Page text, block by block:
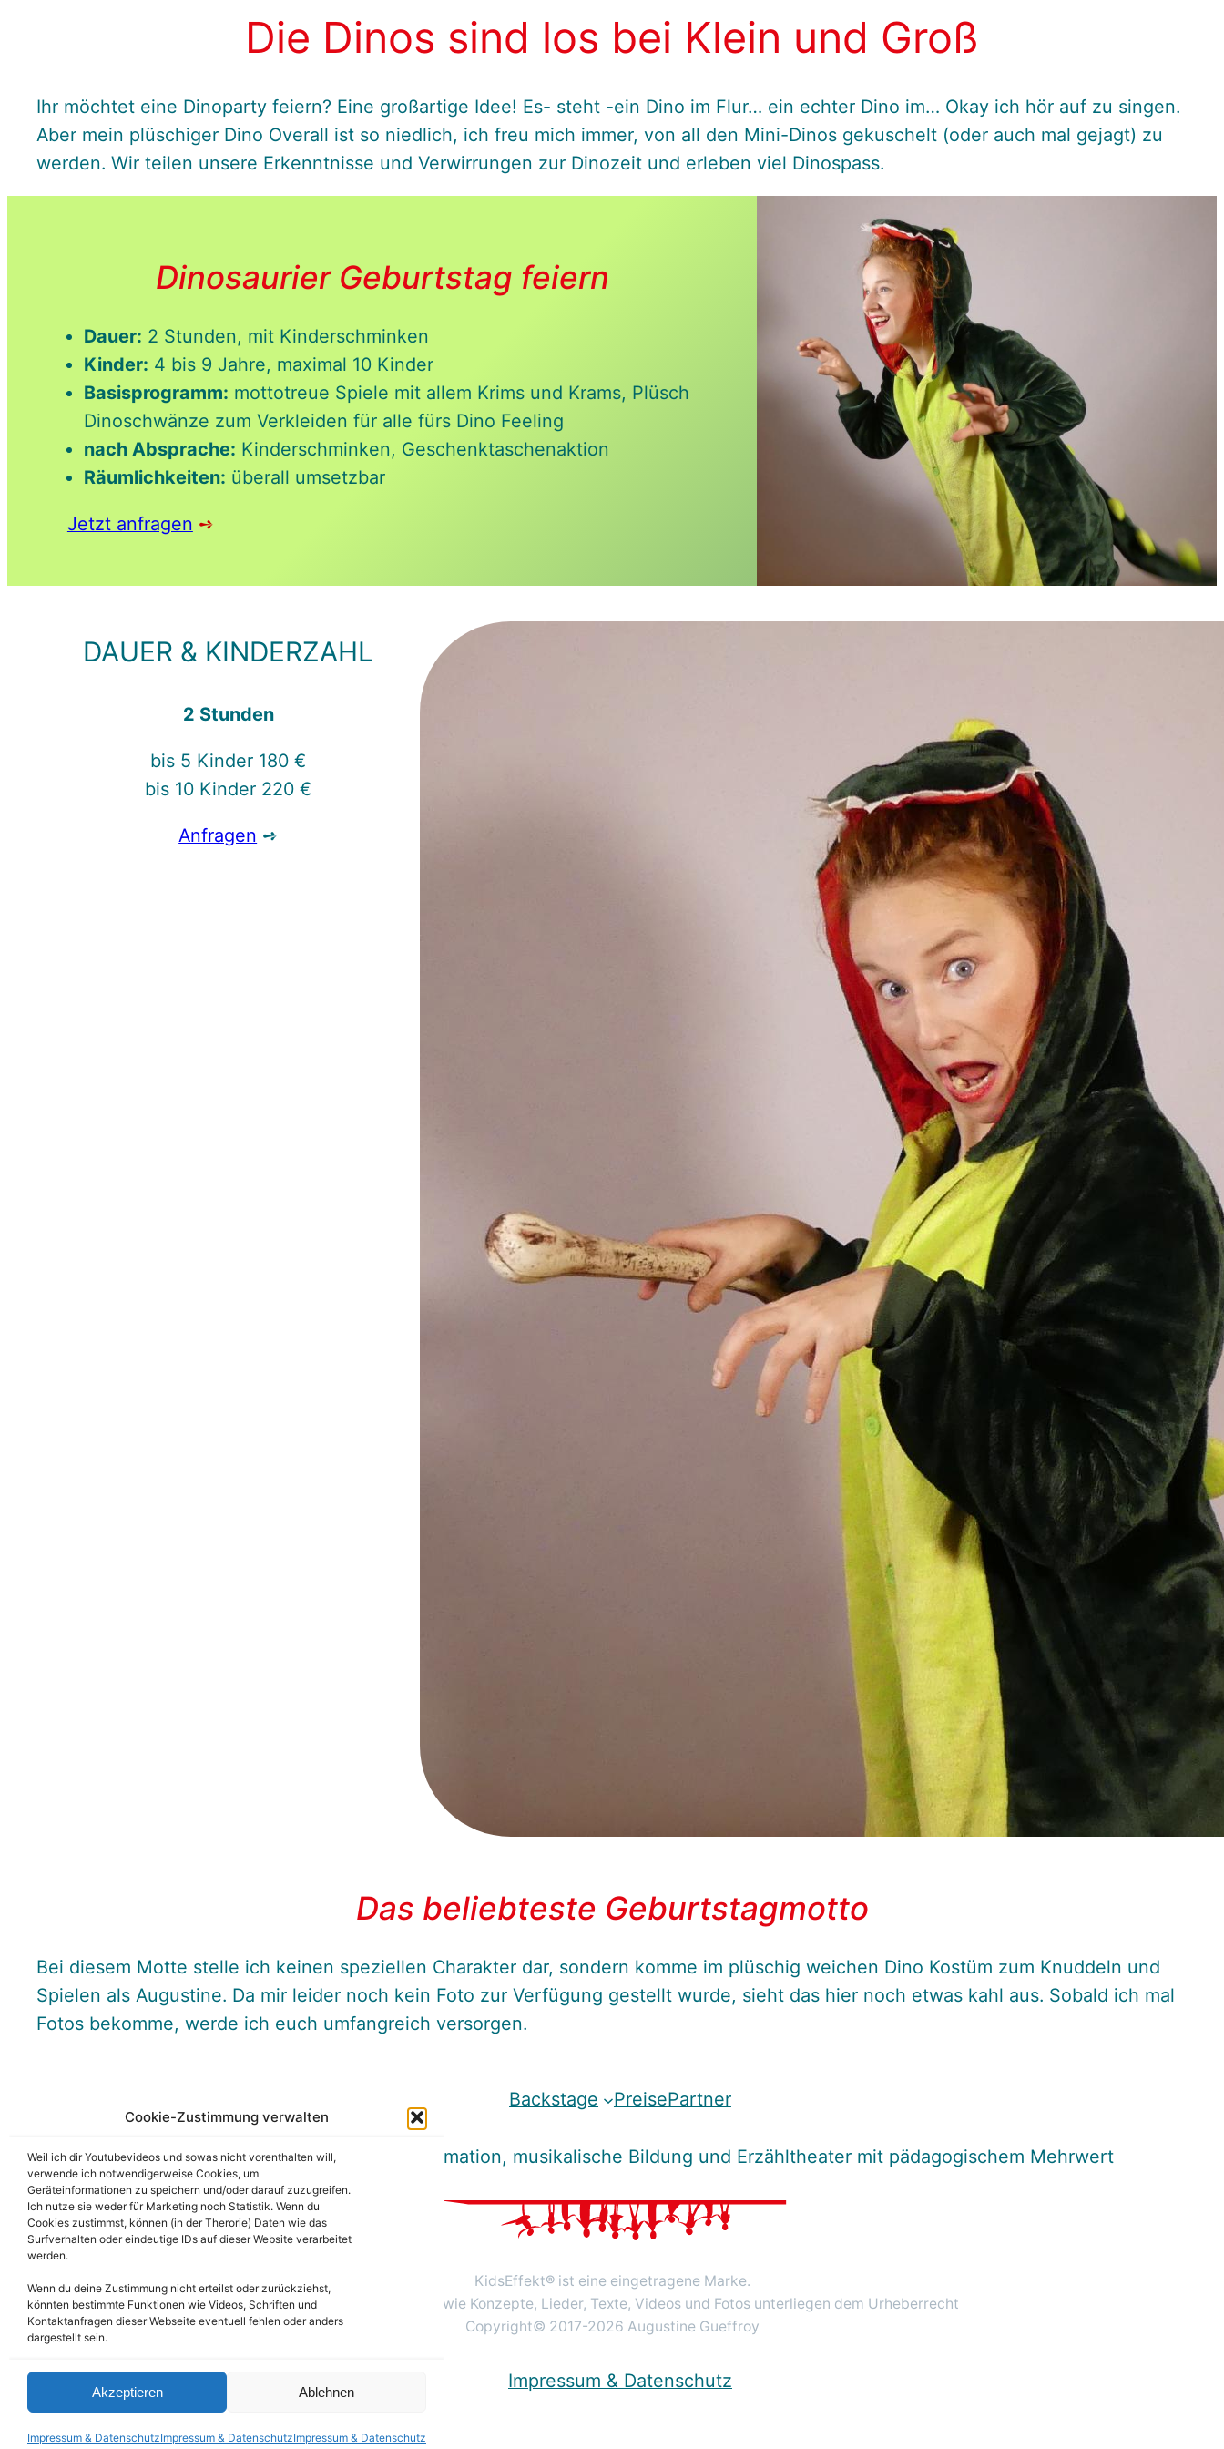
Cookie-Zustimmung verwalten
Weil ich dir Youtubevideos und sowas nicht vorenthalten will,
verwende ich notwendigerweise Cookies, um
Geräteinformationen zu speichern und/oder darauf zuzugreifen.
Ich nutze sie weder für Marketing noch Statistik. Wenn du
Cookies zustimmst, können (in der Therorie) Daten wie das
Surfverhalten oder eindeutige IDs auf dieser Website verarbeitet
werden.
Wenn du deine Zustimmung nicht erteilst oder zurückziehst,
könnten bestimmte Funktionen wie Videos, Schriften und
Kontaktanfragen dieser Webseite eventuell fehlen oder anders
dargestellt sein.
Akzeptieren Ablehnen
Impressum & DatenschutzImpressum & DatenschutzImpressum & Datenschutz
Die Dinos sind los bei Klein und Groß
Ihr möchtet eine Dinoparty feiern? Eine großartige Idee! Es- steht -ein Dino im Flur… ein echter Dino im… Okay ich hör auf zu singen.
Aber mein plüschiger Dino Overall ist so niedlich, ich freu mich immer, von all den Mini-Dinos gekuschelt (oder auch mal gejagt) zu
werden. Wir teilen unsere Erkenntnisse und Verwirrungen zur Dinozeit und erleben viel Dinospass.
Dinosaurier Geburtstag feiern
Dauer: 2 Stunden, mit Kinderschminken
Kinder: 4 bis 9 Jahre, maximal 10 Kinder
Basisprogramm: mottotreue Spiele mit allem Krims und Krams, Plüsch
Dinoschwänze zum Verkleiden für alle fürs Dino Feeling
nach Absprache: Kinderschminken, Geschenktaschenaktion
Räumlichkeiten: überall umsetzbar
Jetzt anfragen ➺
DAUER & KINDERZAHL
2 Stunden
bis 5 Kinder 180 €
bis 10 Kinder 220 €
Anfragen ➺
Kreativaktion Geschenktaschen
handbebastelte Taschen, zu befüllen durch
euch
bis 5 Kinder 15 €
bis 10 Kinder 25 €
Das beliebteste Geburtstagmotto
Bei diesem Motte stelle ich keinen speziellen Charakter dar, sondern komme im plüschig weichen Dino Kostüm zum Knuddeln und
Spielen als Augustine. Da mir leider noch kein Foto zur Verfügung gestellt wurde, sieht das hier noch etwas kahl aus. Sobald ich mal
Fotos bekomme, werde ich euch umfangreich versorgen.
Backstage PreisePartner
KidsEffekt – Dein Partner für Kinderanimation, musikalische Bildung und Erzähltheater mit pädagogischem Mehrwert
KidsEffekt®ist eine eingetragene Marke.
Alle meine eigenen Werke wie Konzepte, Lieder, Texte, Videos und Fotos unterliegen dem Urheberrecht
Copyright© 2017-2026 Augustine Gueffroy
Impressum & Datenschutz